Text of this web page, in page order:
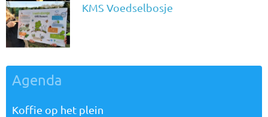
KMS Voedselbosje
Agenda
Koffie op het plein